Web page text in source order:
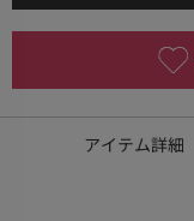
アイテム詳細